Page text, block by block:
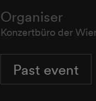
Organiser
Konzertbüro der
Past event